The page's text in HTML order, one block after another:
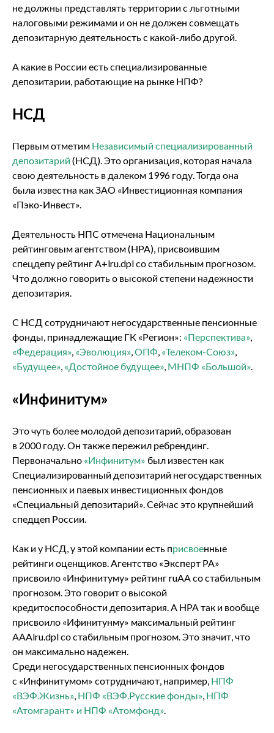
не должны представлять территории с льготными
налоговыми режимами и он не должен совмещать
депозитарную деятельность с какой-либо другой.
А какие в России есть специализированные
депозитарии, работающие на рынке НПФ?
НСД
Первым отметим Независимый специализированный
депозитарий (НСД). Это организация, которая начала
свою деятельность в далеком 1996 году. Тогда она
была известна как ЗАО «Инвестиционная компания
«Пэко-Инвест».
Деятельность НПС отмечена Национальным
рейтинговым агентством (НРА), присвоившим
спецдепу рейтинг A+lru.dpl со стабильным прогнозом.
Что должно говорить о высокой степени надежности
депозитария.
С НСД сотрудничают негосударственные пенсионные
фонды, принадлежащие ГК «Регион»: «Перспектива»,
«Федерация», «Эволюция»,ОПФ, «Телеком-Союз»,
«Будущее», «Достойное будущее», МНПФ «Большой».
«Инфинитум»
Это чуть более молодой депозитарий, образован
в 2000 году. Он также пережил ребрендинг.
Первоначально «Инфинитум» был известен как
Специализированный депозитарий негосударственных
пенсионных и паевых инвестиционных фондов
«Специальный депозитарий». Сейчас это крупнейший
спедцеп России.
Как и у НСД, у этой компании есть присвоенные
рейтинги оценщиков. Агентство «Эксперт РА»
присвоило «Инфинитуму» рейтинг ruAA со стабильным
прогнозом. Это говорит о высокой
кредитоспособности депозитария. А НРА так и вообще
присвоило «Ифинитунму» максимальный рейтинг
AAAlru.dpl со стабильным прогнозом. Это значит, что
он максимально надежен.
Среди негосударственных пенсионных фондов
с «Инфинитумом» сотрудничают, например, НПФ
«ВЭФ.Жизнь», НПФ «ВЭФ.Русские фонды», НПФ
«Атомгарант» и НПФ «Атомфонд».